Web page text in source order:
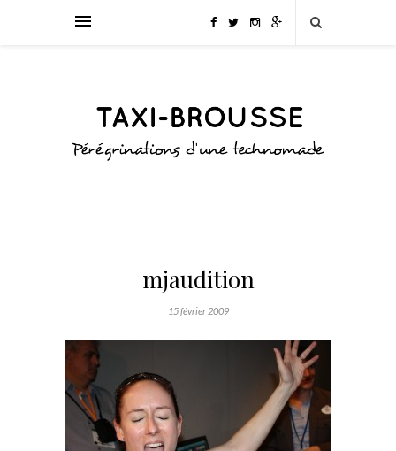
mjaudition
15 février 2009